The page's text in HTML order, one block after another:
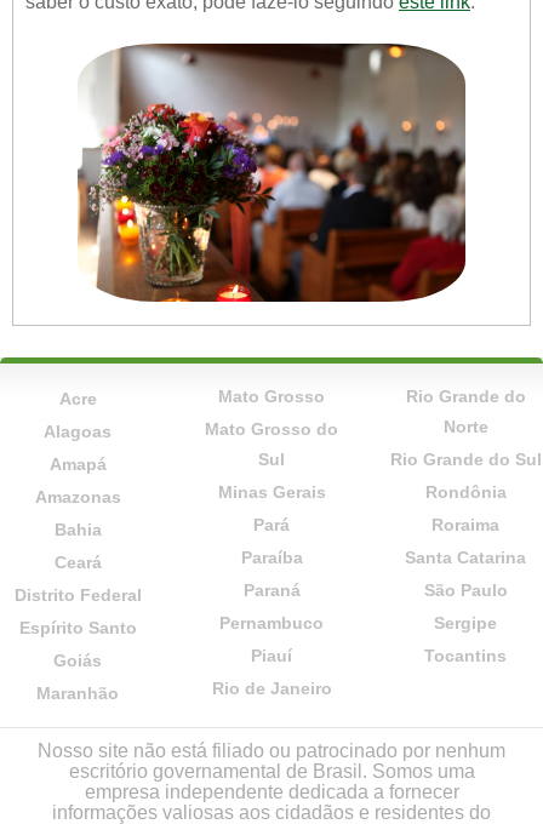
Acre
Alagoas
Amapá
Amazonas
Bahia
Ceará
Distrito Federal
Espírito Santo
Goiás
Maranhão
Mato Grosso
Mato Grosso do
Sul
Minas Gerais
Pará
Paraíba
Paraná
Pernambuco
Piauí
Rio de Janeiro
Rio Grande do
Norte
Rio Grande do Sul
Rondônia
Roraima
Santa Catarina
São Paulo
Sergipe
Tocantins
Nosso site não está filiado ou patrocinado por nenhum
escritório governamental de Brasil. Somos uma
empresa independente dedicada a fornecer
informações valiosas aos cidadãos e residentes do